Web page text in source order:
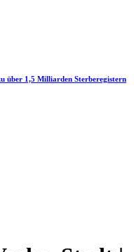
über 1,5 Milliarden Sterberegistern